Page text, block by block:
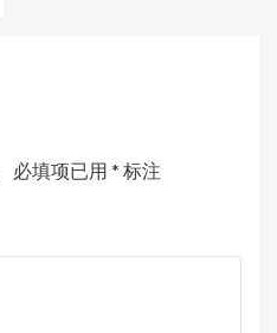
必填项已用 * 标注